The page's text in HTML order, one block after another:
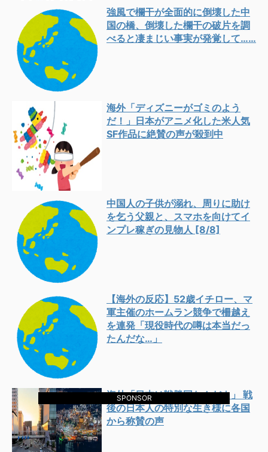
SPONSOR
強風で欄干が全面的に倒壊した中
国の橋、倒壊した欄干の破片を調
べると凄まじい事実が発覚して……
海外「ディズニーがゴミのよう
だ！」日本がアニメ化した米人気
SF作品に絶賛の声が殺到中
中国人の子供が溺れ、周りに助け
を乞う父親と、スマホを向けてイ
ンプレ稼ぎの見物人 [8/8]
【海外の反応】52歳イチロー、マ
軍主催のホームラン競争で柵越え
を連発「現役時代の噂は本当だっ
たんだな…」
海外「日本は戦勝国なんだよ」 戦
後の日本人の特別な生き様に各国
から称賛の声